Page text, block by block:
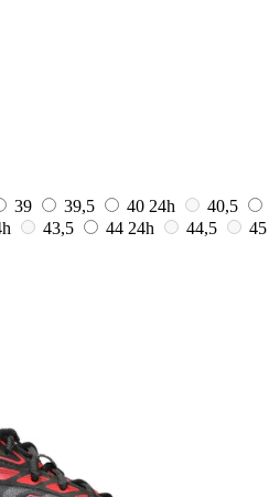
39 39,5 40 24h
40,5
43,5 44 24h 44,5
45